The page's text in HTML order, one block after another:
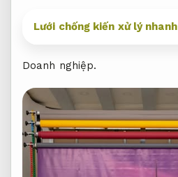
Lưới chống kiến xử lý nhanh
Doanh nghiệp.